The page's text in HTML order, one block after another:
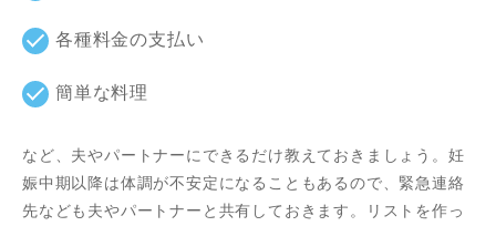
各種料金の支払い
簡単な料理
など、夫やパートナーにできるだけ教えておきましょう。妊
娠中期以降は体調が不安定になることもあるので、緊急連絡
先なども夫やパートナーと共有しておきます。リストを作っ